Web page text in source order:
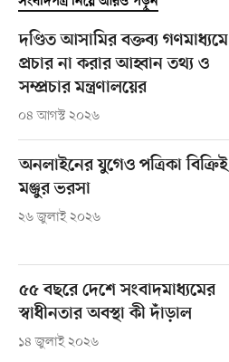
দণ্ডিত আসামির বক্তব্য গণমাধ্যমে
প্রচার না করার আহ্বান তথ্য ও
সম্প্রচার মন্ত্রণালয়ের
০৪ আগস্ট ২০২৬
অনলাইনের যুগেও পত্রিকা বিক্রিই
মঞ্জুর ভরসা
২৬ জুলাই ২০২৬
৫৫ বছরে দেশে সংবাদমাধ্যমের
স্বাধীনতার অবস্থা কী দাঁড়াল
১৪ জুলাই ২০২৬